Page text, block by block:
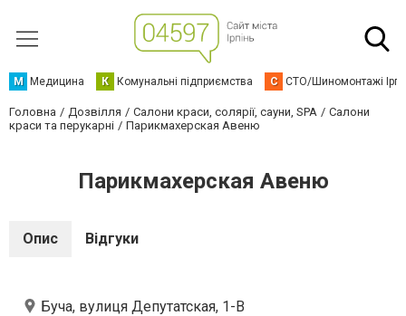
М Медицина К Комунальні підприємства С СТО/Шиномонтажі
Головна Дозвілля Салони краси, солярії, сауни, SPA
Салони
краси та перукарні
Парикмахерская Авеню
Парикмахерская Авеню
Опис Відгуки
Буча, вулиця Депутатская, 1-В